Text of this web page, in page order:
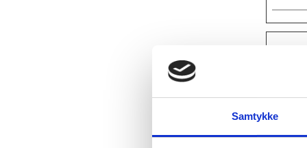
Samtykke